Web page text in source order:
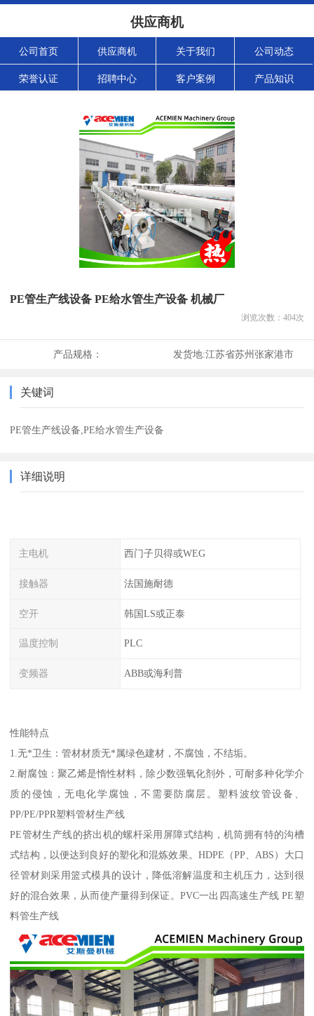
供应商机
公司首页 供应商机 关于我们 公司动态
荣誉认证 招聘中心 客户案例 产品知识
PE管生产线设备 PE给水管生产设备 机械厂
浏览次数： 404次
产品规格： 发货地:江苏省苏州张家港市
关键词
PE管生产线设备,PE给水管生产设备
详细说明
主电机 西门子贝得或WEG
接触器 法国施耐德
空开 韩国LS或正泰
温度控制 PLC
变频器 ABB或海利普
性能特点
1.无*卫生：管材材质无*属绿色建材，不腐蚀，不结垢。
2.耐腐蚀：聚乙烯是惰性材料，除少数强氧化剂外，可耐多种化学介
质的侵蚀，无电化学腐蚀，不需要防腐层。塑料波纹管设备、
PP/PE/PPR塑料管材生产线
PE管材生产线的挤出机的螺杆采用屏障式结构，机筒拥有特的沟槽
式结构，以便达到良好的塑化和混炼效果。HDPE（PP、ABS）大口
径管材则采用篮式模具的设计，降低溶解温度和主机压力，达到很
好的混合效果，从而使产量得到保证。PVC一出四高速生产线 PE塑
料管生产线